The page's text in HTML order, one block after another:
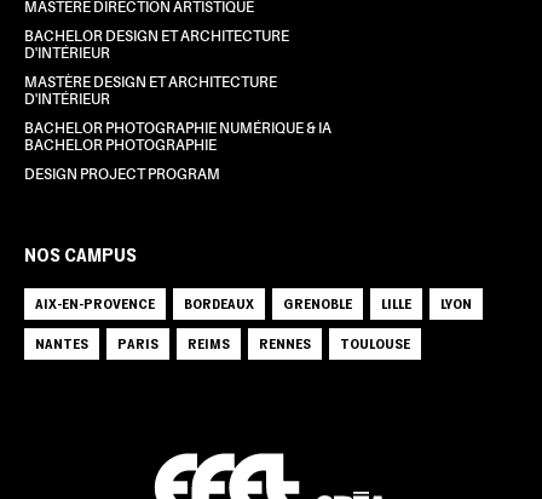
MASTÈRE DIRECTION ARTISTIQUE
BACHELOR DESIGN ET ARCHITECTURE
D'INTÉRIEUR
MASTÈRE DESIGN ET ARCHITECTURE
D'INTÉRIEUR
BACHELOR PHOTOGRAPHIE NUMÉRIQUE & IA
BACHELOR PHOTOGRAPHIE
DESIGN PROJECT PROGRAM
NOS CAMPUS
AIX-EN-PROVENCE BORDEAUX GRENOBLE LILLE
LYON
NANTES
PARIS REIMS RENNES TOULOUSE